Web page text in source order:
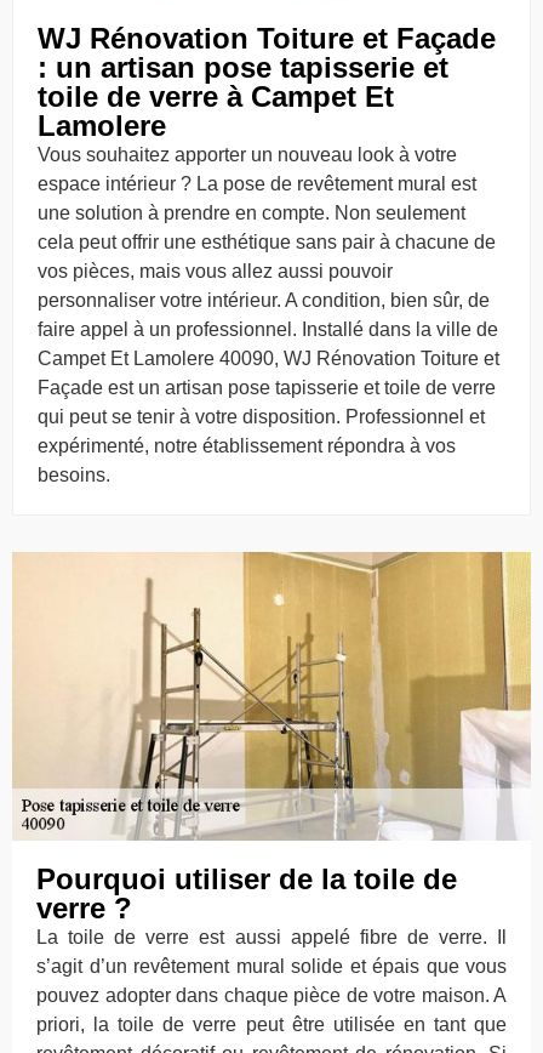
WJ Rénovation Toiture et Façade
: un artisan pose tapisserie et
toile de verre à Campet Et
Lamolere
Vous souhaitez apporter un nouveau look à votre
espace intérieur ? La pose de revêtement mural est
une solution à prendre en compte. Non seulement
cela peut offrir une esthétique sans pair à chacune de
vos pièces, mais vous allez aussi pouvoir
personnaliser votre intérieur. A condition, bien sûr, de
faire appel à un professionnel. Installé dans la ville de
Campet Et Lamolere 40090, WJ Rénovation Toiture et
Façade est un artisan pose tapisserie et toile de verre
qui peut se tenir à votre disposition. Professionnel et
expérimenté, notre établissement répondra à vos
besoins.
Pourquoi utiliser de la toile de
verre ?
La toile de verre est aussi appelé fibre de verre. Il
s’agit d’un revêtement mural solide et épais que vous
pouvez adopter dans chaque pièce de votre maison. A
priori, la toile de verre peut être utilisée en tant que